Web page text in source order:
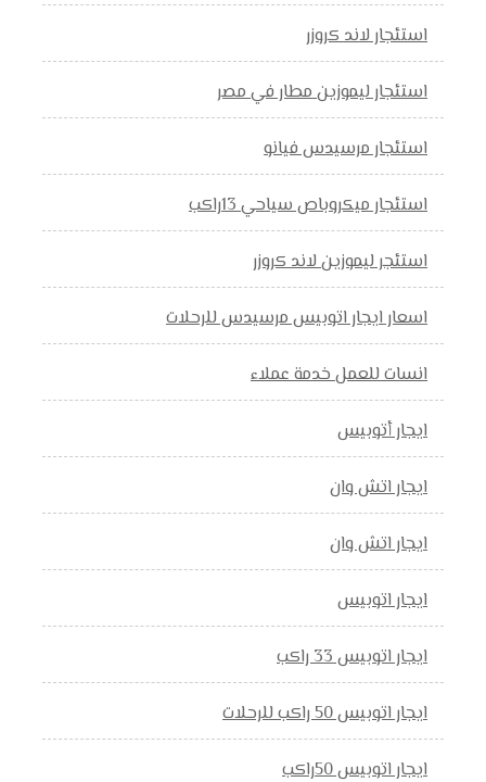
استئجار لاند كروزر
استئجار ليموزين مطار في مصر
استئجار مرسيدس فيانو
استئجار ميكروباص سياحي 13راكب
استئجر ليموزين لاند كروزر
اسعار ايجار اتوبيس مرسيدس للرحلات
انسات للعمل خدمة عملاء
ايجار أتوبيس
ايجار اتش وان
ايجار اتش وان
ايجار اتوبيس
ايجار اتوبيس 33 راكب
ايجار اتوبيس 50 راكب للرحلات
ايجار اتوبيس 50راكب